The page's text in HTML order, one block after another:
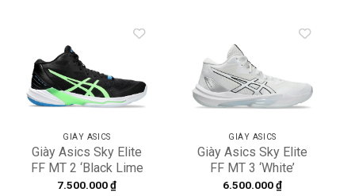
wishlist
GIÀY ASICS
Giày Asics Sky Elite
FF MT 2 ‘Black Lime
Burst’ 1051A065-005
7.500.000₫
wishlist
GIÀY ASICS
Giày Asics Sky Elite
FF MT 3 ‘White’
1052A076-100
6.500.000₫